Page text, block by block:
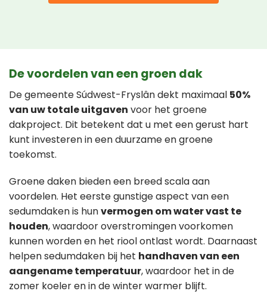
De voordelen van een groen dak
De gemeente Súdwest-Fryslân dekt maximaal 50%
van uw totale uitgaven voor het groene
dakproject. Dit betekent dat u met een gerust hart
kunt investeren in een duurzame en groene
toekomst.
Groene daken bieden een breed scala aan
voordelen. Het eerste gunstige aspect van een
sedumdaken is hunvermogen om water vast te
houden, waardoor overstromingen voorkomen
kunnen worden en het riool ontlast wordt. Daarnaast
helpen sedumdaken bij het handhaven van een
aangename temperatuur, waardoor het in de
zomer koeler en in de winter warmer blijft.